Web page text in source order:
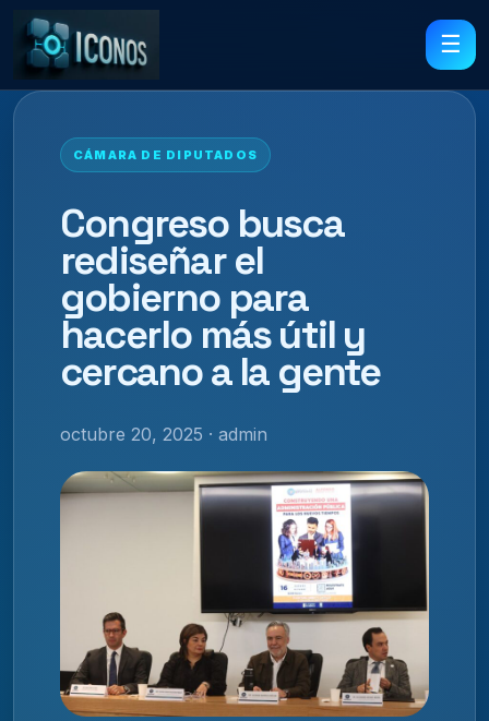
☰
CÁMARA DE DIPUTADOS
Congreso busca
rediseñar el
gobierno para
hacerlo más útil y
cercano a la gente
octubre 20, 2025 · admin